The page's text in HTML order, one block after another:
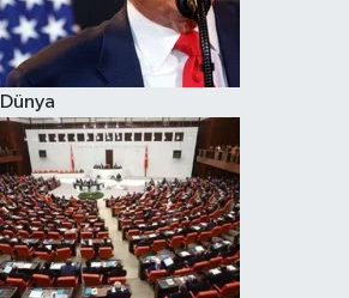
Dünya
Spor
Çocuk
Eğitim
Hava Durumu